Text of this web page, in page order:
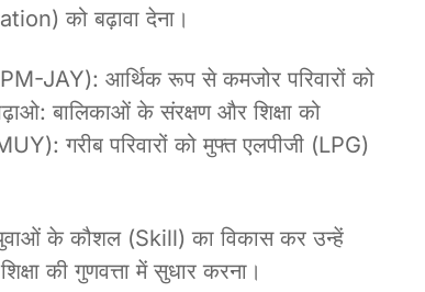
को बढ़ावा देना।
JAY): आर्थिक रूप से कमजोर परिवारों को
बालिकाओं के संरक्षण और शिक्षा को
गरीब परिवारों को मुफ्त एलपीजी (LPG)
के कौशल (Skill) का विकास कर उन्हें
की गुणवत्ता में सुधार करना।